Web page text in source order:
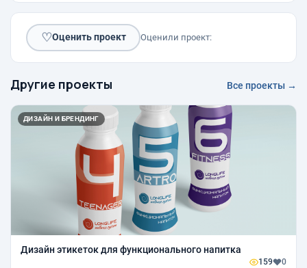
♡Оценить проект Оценили проект:
Другие проекты Все проекты →
ДИЗАЙН И БРЕНДИНГ
Дизайн этикеток для функционального напитка
159 0